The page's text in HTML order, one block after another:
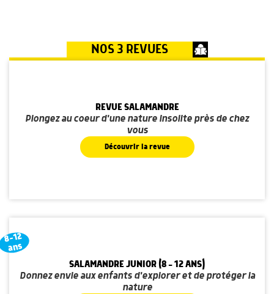
NOS 3 REVUES
REVUE SALAMANDRE
Plongez au coeur d'une nature insolite près de chez
vous
Découvrir la revue
8-12
ans
SALAMANDRE JUNIOR (8 - 12 ANS)
Donnez envie aux enfants d'explorer et de protéger la
nature